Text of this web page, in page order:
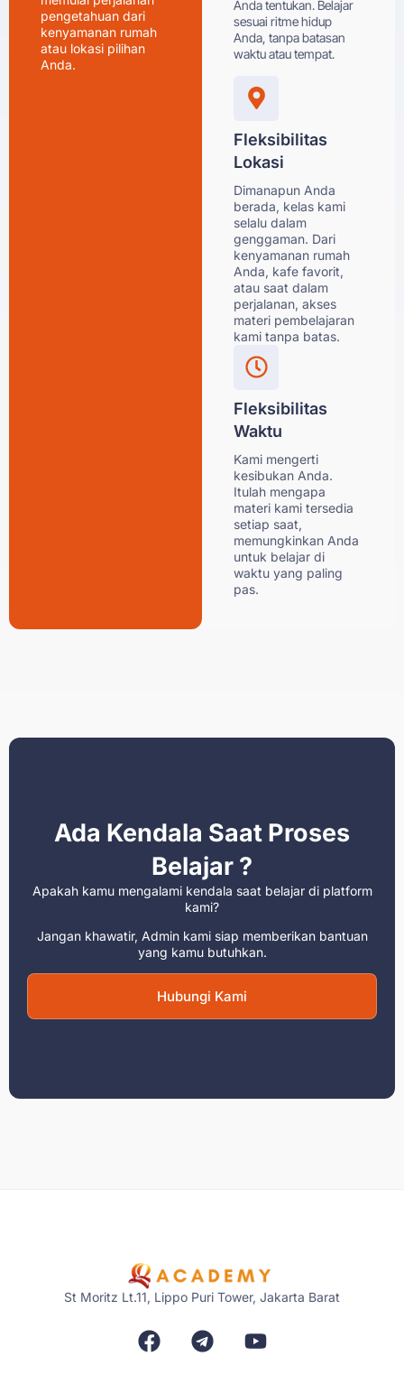
pengetahuan dari
kenyamanan rumah
atau lokasi pilihan
Anda.
Anda tentukan. Belajar
sesuai ritme hidup
Anda, tanpa batasan
waktu atau tempat.
Fleksibilitas
Lokasi
Dimanapun Anda
berada, kelas kami
selalu dalam
genggaman. Dari
kenyamanan rumah
Anda, kafe favorit,
atau saat dalam
perjalanan, akses
materi pembelajaran
kami tanpa batas.
Fleksibilitas
Waktu
Kami mengerti
kesibukan Anda.
Itulah mengapa
materi kami tersedia
setiap saat,
memungkinkan Anda
untuk belajar di
waktu yang paling
pas.
Ada Kendala Saat Proses
Belajar ?
Apakah kamu mengalami kendala saat belajar di platform
kami?
Jangan khawatir, Admin kami siap memberikan bantuan
yang kamu butuhkan.
Hubungi Kami
St Moritz Lt.11, Lippo Puri Tower, Jakarta Barat